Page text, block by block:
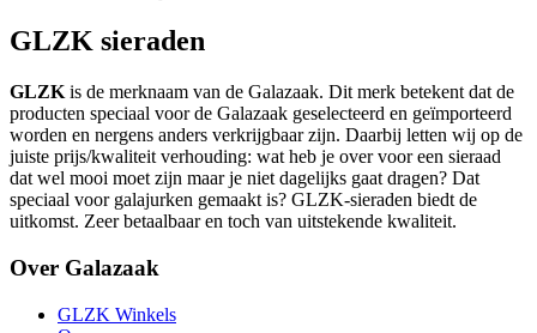
GLZK sieraden
GLZK is de merknaam van de Galazaak. Dit merk betekent dat de
producten speciaal voor de Galazaak geselecteerd en geïmporteerd
worden en nergens anders verkrijgbaar zijn. Daarbij letten wij op de
juiste prijs/kwaliteit verhouding: wat heb je over voor een sieraad
dat wel mooi moet zijn maar je niet dagelijks gaat dragen? Dat
speciaal voor galajurken gemaakt is? GLZK-sieraden biedt de
uitkomst. Zeer betaalbaar en toch van uitstekende kwaliteit.
Over Galazaak
GLZK Winkels